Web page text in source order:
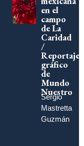
en el
campo
de La
Caridad
/
Reportaje
gráfico
de
Mundo
Nuestro
Sergio
Mastretta
Guzmán